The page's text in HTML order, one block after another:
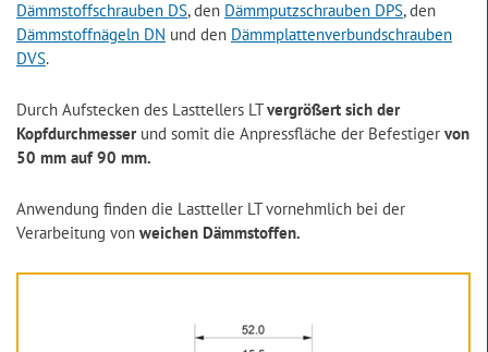
Dämmstoffschrauben DS, den Dämmputzschrauben DPS, den
Dämmstoffnägeln DN und den Dämmplattenverbundschrauben
DVS.
Durch Aufstecken des Lasttellers LTvergrößert sich der
Kopfdurchmesserund somit die Anpressfläche der Befestiger von
50 mm auf 90 mm.
Anwendung finden die Lastteller LT vornehmlich bei der
Verarbeitung von weichen Dämmstoffen.